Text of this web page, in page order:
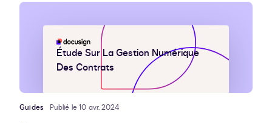
Étude Sur La Gestion Numérique
Des Contrats
Guides Publié le 10 avr. 2024